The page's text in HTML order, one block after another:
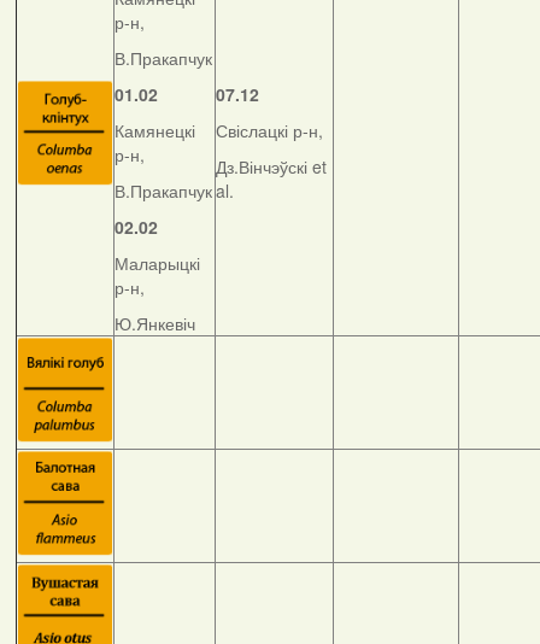
р-н,
В.Пракапчук
01.02
Камянецкі
р-н,
В.Пракапчук
02.02
Маларыцкі
р-н,
Ю.Янкевіч
07.12
Свіслацкі р-н,
Дз.Вінчэўскі et
al.